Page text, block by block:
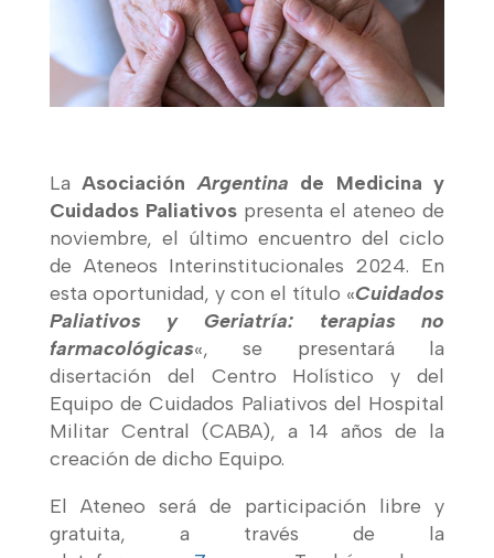
LaAsociaciónArgentina de Medicina y
Cuidados Paliativospresenta el ateneo de
noviembre, el último encuentro del ciclo
de Ateneos Interinstitucionales 2024. En
esta oportunidad, y con el título «Cuidados
Paliativos y Geriatría: terapias no
farmacológicas«, se presentará la
disertación del Centro Holístico y del
Equipo de Cuidados Paliativos del Hospital
Militar Central (CABA), a 14 años de la
creación de dicho Equipo.
El Ateneo será de participación libre y
gratuita, a través de la